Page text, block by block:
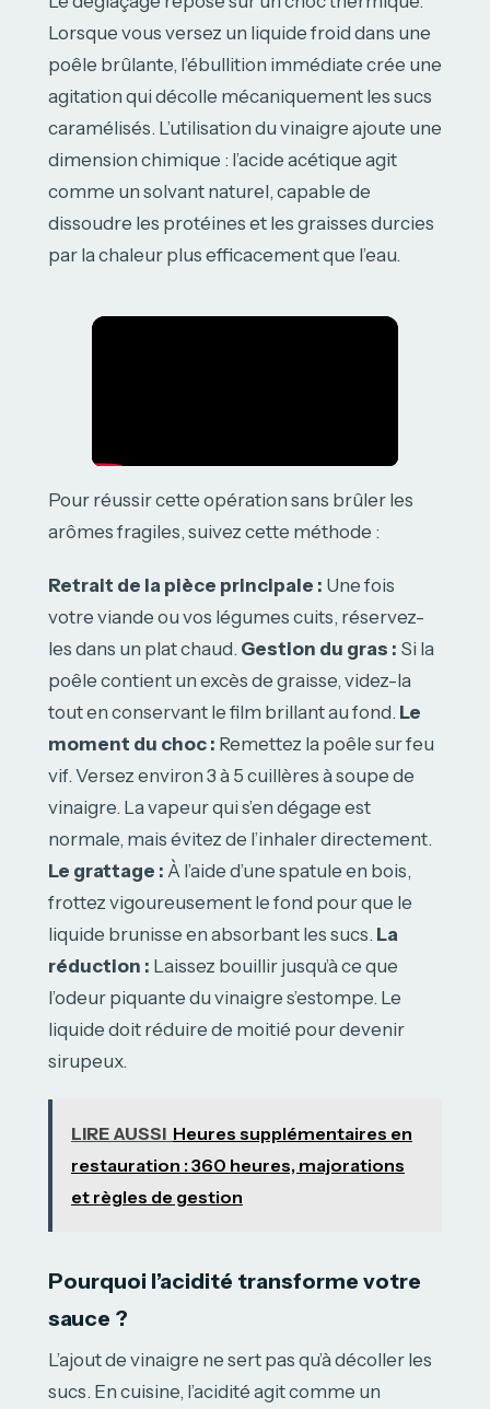
Lorsque vous versez un liquide froid dans une
poêle brûlante, l’ébullition immédiate crée une
agitation qui décolle mécaniquement les sucs
caramélisés. L’utilisation du vinaigre ajoute une
dimension chimique : l’acide acétique agit
comme un solvant naturel, capable de
dissoudre les protéines et les graisses durcies
par la chaleur plus efficacement que l’eau.
Pour réussir cette opération sans brûler les
arômes fragiles, suivez cette méthode :
Retrait de la pièce principale : Une fois
votre viande ou vos légumes cuits, réservez-
les dans un plat chaud. Gestion du gras : Si la
poêle contient un excès de graisse, videz-la
tout en conservant le film brillant au fond. Le
moment du choc : Remettez la poêle sur feu
vif. Versez environ 3 à 5 cuillères à soupe de
vinaigre. La vapeur qui s’en dégage est
normale, mais évitez de l’inhaler directement.
Le grattage : À l’aide d’une spatule en bois,
frottez vigoureusement le fond pour que le
liquide brunisse en absorbant les sucs. La
réduction : Laissez bouillir jusqu’à ce que
l’odeur piquante du vinaigre s’estompe. Le
liquide doit réduire de moitié pour devenir
sirupeux.
LIRE AUSSI Heures supplémentaires en
restauration : 360 heures, majorations
et règles de gestion
Pourquoi l’acidité transforme votre
sauce ?
L’ajout de vinaigre ne sert pas qu’à décoller les
sucs. En cuisine, l’acidité agit comme un